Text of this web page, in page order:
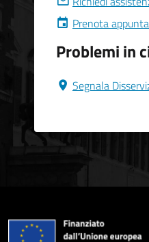
Prenota
Problemi in
Segnala